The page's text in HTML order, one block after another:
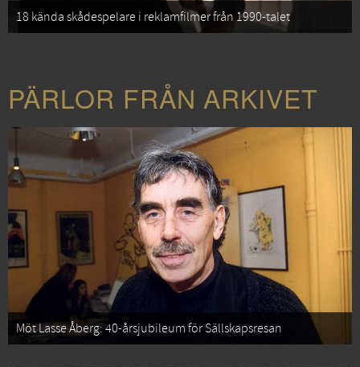
18 kända skådespelare i reklamfilmer från 1990-talet
PÄRLOR FRÅN ARKIVET
Möt Lasse Åberg: 40-årsjubileum för Sällskapsresan